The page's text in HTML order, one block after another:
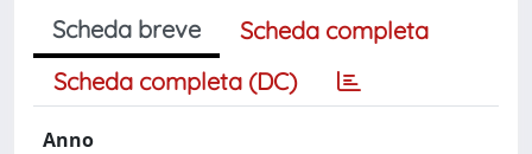
Scheda breve
Scheda completa
Scheda completa (DC)
Anno